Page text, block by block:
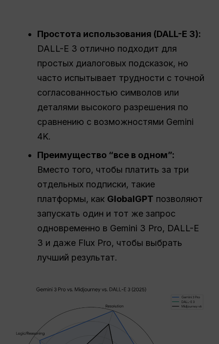
Простота использования (DALL-E 3):
DALL-E 3 отлично подходит для
простых диалоговых подсказок, но
часто испытывает трудности с точной
согласованностью символов или
деталями высокого разрешения по
сравнению с возможностями Gemini
4K.
Преимущество “все в одном”:
Вместо того, чтобы платить за три
отдельных подписки, такие
платформы, как GlobalGPT позволяют
запускать один и тот же запрос
одновременно в Gemini 3 Pro, DALL-E
3 и даже Flux Pro, чтобы выбрать
лучший результат.